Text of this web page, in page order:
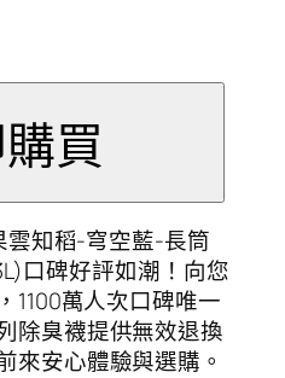
雲知稻-穹空藍-長筒
口碑好評如潮！向您
1100萬人次口碑唯一
除臭襪提供無效退換
來安心體驗與選購。